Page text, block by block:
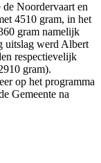
Noordervaart en
4510 gram, in het
gram namelijk
uitslag werd Albert
respectievelijk
gram).
op het programma
Gemeente na